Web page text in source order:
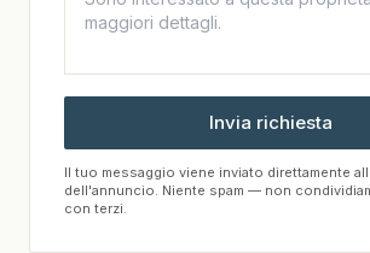
Invia richiesta
Il tuo messaggio viene inviato direttamente
dell'annuncio. Niente spam — non
con terzi.